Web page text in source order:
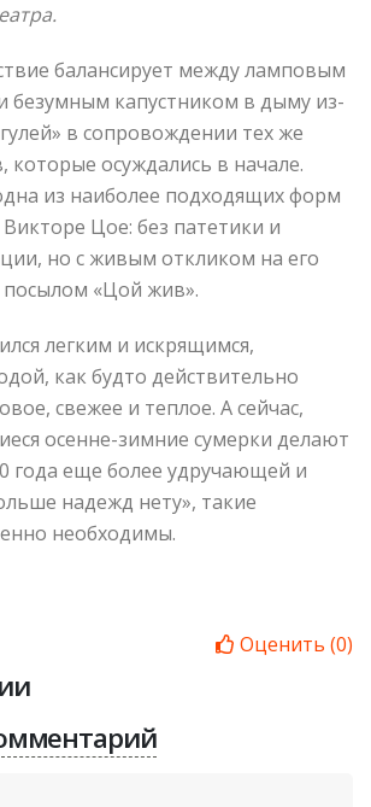
балансирует между ламповым
безумным капустником в дыму из-
в сопровождении тех же
которые осуждались в начале.
из наиболее подходящих форм
Викторе Цое: без патетики и
но с живым откликом на его
посылом «Цой жив».
легким и искрящимся,
как будто действительно
свежее и теплое. А сейчас,
осенне-зимние сумерки делают
года еще более удручающей и
надежд нету», такие
необходимы.
Оценить (0)